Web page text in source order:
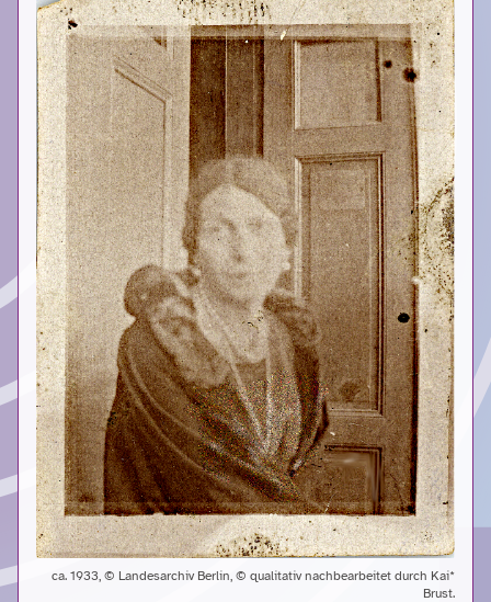
ca. 1933, © Landesarchiv Berlin, © qualitativ nachbearbeitet durch Kai*
Brust.